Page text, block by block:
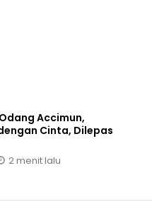
Accimun,
Cinta, Dilepas
2 menit lalu